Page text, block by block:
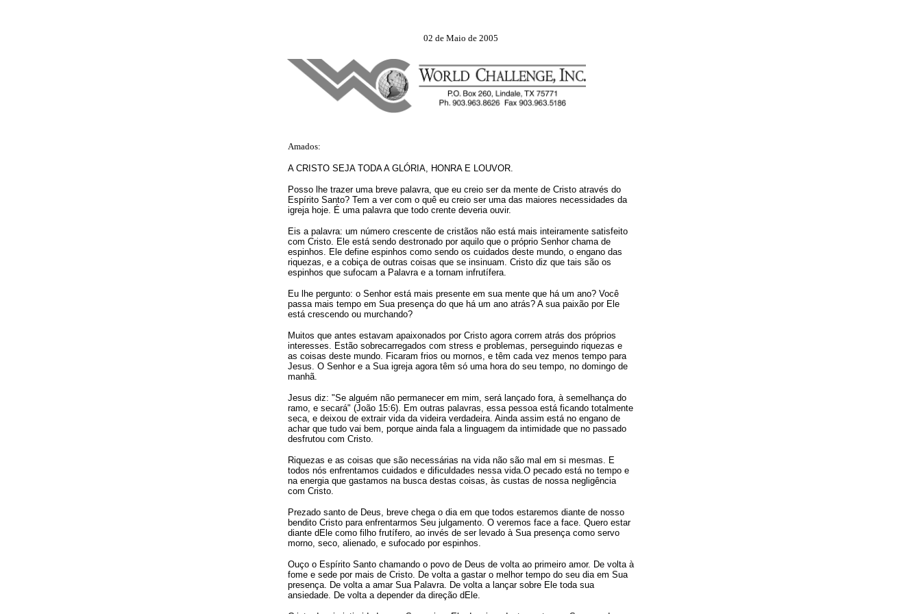
02 de Maio de 2005
Amados:
A CRISTO SEJA TODA A GLÓRIA, HONRA E LOUVOR.
Posso lhe trazer uma breve palavra, que eu creio ser da mente de Cristo através do
Espírito Santo? Tem a ver com o quê eu creio ser uma das maiores necessidades da
igreja hoje. É uma palavra que todo crente deveria ouvir.
Eis a palavra: um número crescente de cristãos não está mais inteiramente satisfeito
com Cristo. Ele está sendo destronado por aquilo que o próprio Senhor chama de
espinhos. Ele define espinhos como sendo os cuidados deste mundo, o engano das
riquezas, e a cobiça de outras coisas que se insinuam. Cristo diz que tais são os
espinhos que sufocam a Palavra e a tornam infrutífera.
Eu lhe pergunto: o Senhor está mais presente em sua mente que há um ano? Você
passa mais tempo em Sua presença do que há um ano atrás? A sua paixão por Ele
está crescendo ou murchando?
Muitos que antes estavam apaixonados por Cristo agora correm atrás dos próprios
interesses. Estão sobrecarregados com stress e problemas, perseguindo riquezas e
as coisas deste mundo. Ficaram frios ou mornos, e têm cada vez menos tempo para
Jesus. O Senhor e a Sua igreja agora têm só uma hora do seu tempo, no domingo de
manhã.
Jesus diz: "Se alguém não permanecer em mim, será lançado fora, à semelhança do
ramo, e secará" (João 15:6). Em outras palavras, essa pessoa está ficando totalmente
seca, e deixou de extrair vida da videira verdadeira. Ainda assim está no engano de
achar que tudo vai bem, porque ainda fala a linguagem da intimidade que no passado
desfrutou com Cristo.
Riquezas e as coisas que são necessárias na vida não são mal em si mesmas. E
todos nós enfrentamos cuidados e dificuldades nessa vida.O pecado está no tempo e
na energia que gastamos na busca destas coisas, às custas de nossa negligência
com Cristo.
Prezado santo de Deus, breve chega o dia em que todos estaremos diante de nosso
bendito Cristo para enfrentarmos Seu julgamento. O veremos face a face. Quero estar
diante dEle como filho frutífero, ao invés de ser levado à Sua presença como servo
morno, seco, alienado, e sufocado por espinhos.
Ouço o Espírito Santo chamando o povo de Deus de volta ao primeiro amor. De volta à
fome e sede por mais de Cristo. De volta a gastar o melhor tempo do seu dia em Sua
presença. De volta a amar Sua Palavra. De volta a lançar sobre Ele toda sua
ansiedade. De volta a depender da direção dEle.